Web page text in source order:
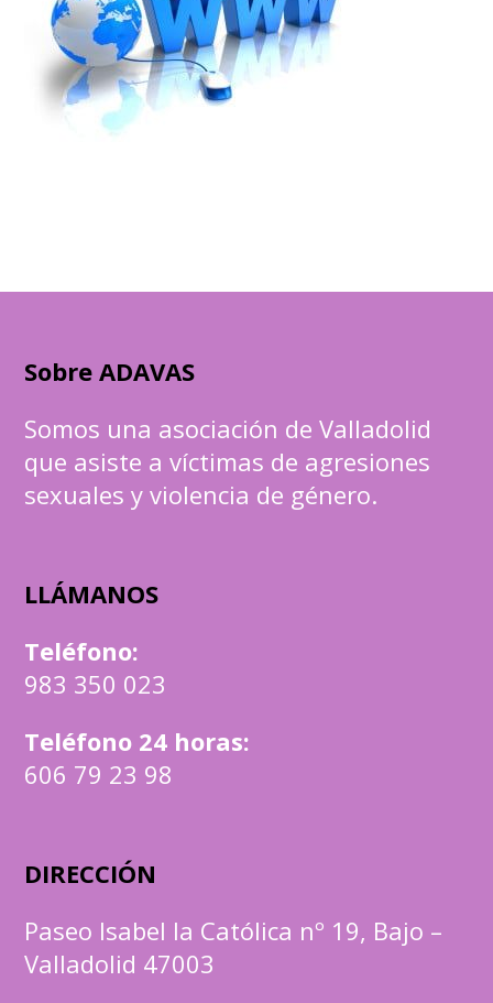
Sobre ADAVAS
Somos una asociación de Valladolid
que asiste a víctimas de agresiones
sexuales y violencia de género.
LLÁMANOS
Teléfono:
983 350 023
Teléfono 24 horas:
606 79 23 98
DIRECCIÓN
Paseo Isabel la Católica nº 19, Bajo –
Valladolid 47003